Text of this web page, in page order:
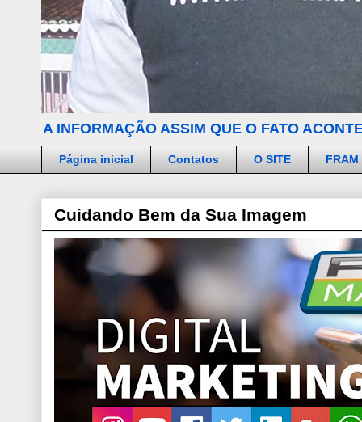
A INFORMAÇÃO ASSIM QUE O FATO
Página inicial Contatos O SITE FRAM
Cuidando Bem da Sua Imagem